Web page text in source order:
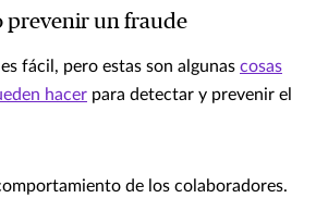
prevenir un fraude
fácil, pero estas son algunas cosas
hacer para detectar y prevenir el
de los colaboradores.